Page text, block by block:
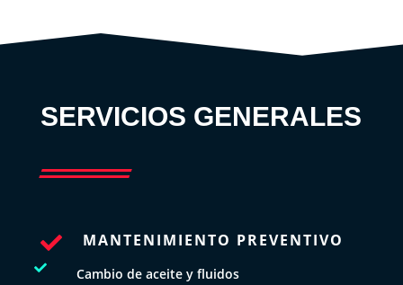
SERVICIOS GENERALES
 MANTENIMIENTO PREVENTIVO
 Cambio de aceite y fluidos